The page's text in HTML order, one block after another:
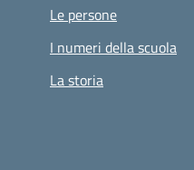
Le persone
I numeri della scuola
La storia